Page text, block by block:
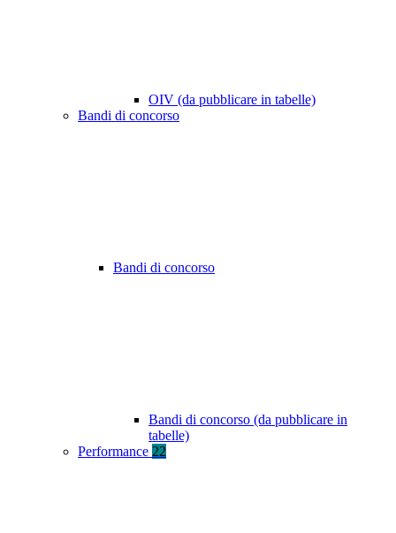
OIV (da pubblicare in tabelle)
Bandi di concorso
Bandi di concorso
Bandi di concorso (da pubblicare in
tabelle)
Performance 22